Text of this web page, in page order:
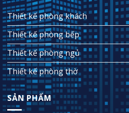
Thiết kế phòng khách
Thiết kế phòng bếp
Thiết kế phòng ngủ
Thiết kế phòng thờ
SẢN PHẨM